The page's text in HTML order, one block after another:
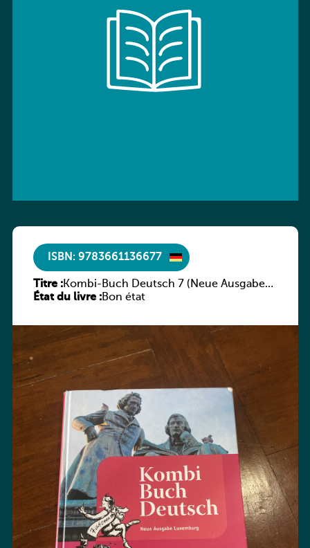
ISBN: 9783661136677
Titre :Kombi-Buch Deutsch 7 (Neue Ausgabe
Luxemburg)
État du livre :Bon état